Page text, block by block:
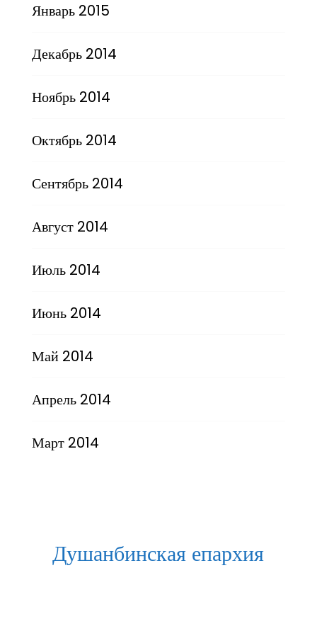
Январь 2015
Декабрь 2014
Ноябрь 2014
Октябрь 2014
Сентябрь 2014
Август 2014
Июль 2014
Июнь 2014
Май 2014
Апрель 2014
Март 2014
Душанбинская епархия